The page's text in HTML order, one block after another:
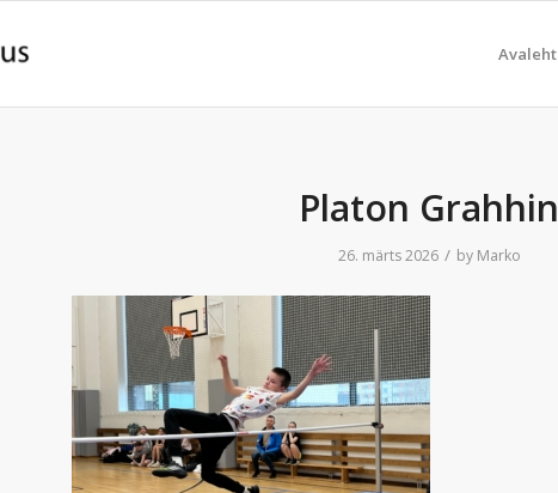
Avaleht
Platon Grahhin
26. märts 2026 / by Marko